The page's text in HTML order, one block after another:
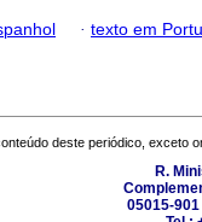
· texto em
deste periódico, exceto
R.
05015-901